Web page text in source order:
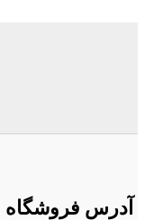
فروشگاه: